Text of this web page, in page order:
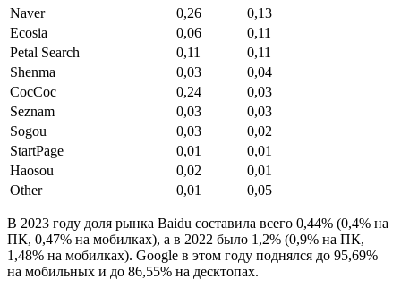
Naver
0,26
0,13
Ecosia
0,06
0,11
Petal Search
0,11
0,11
Shenma
0,03
0,04
CocCoc
0,24
0,03
Seznam
0,03
0,03
Sogou
0,03
0,02
StartPage
0,01
0,01
Haosou
0,02
0,01
Other
0,01 0,05
В 2023 году доля рынка Baidu составила всего 0,44% (0,4% на
ПК, 0,47% на мобилках), а в 2022 было 1,2% (0,9% на ПК,
1,48% на мобилках). Google в этом году поднялся до 95,69%
на мобильных и до 86,55% на десктопах.